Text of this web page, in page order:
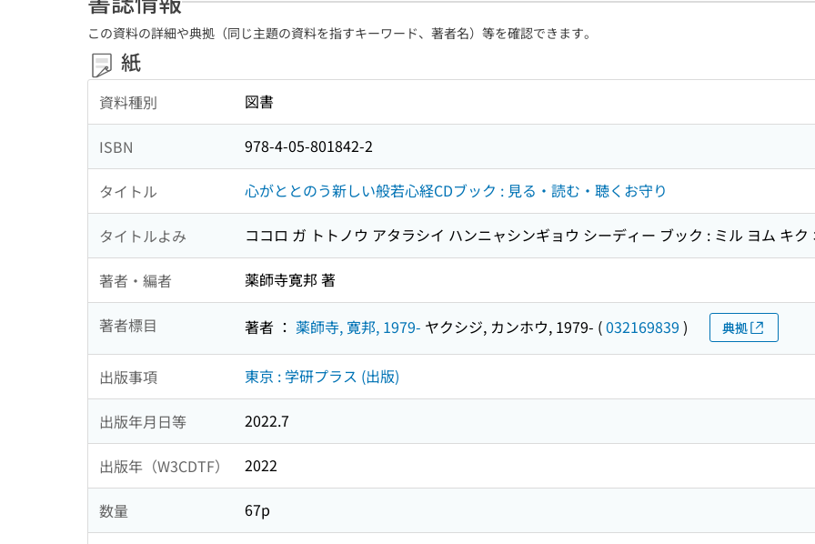
この資料の詳細や典拠（同じ主題の資料を指すキーワード、著者名）等を確認できます。
紙
資料種別 図書
ISBN 978-4-05-801842-2
タイトル 心がととのう新しい般若心経CDブック : 見る・読む・聴くお守り
タイトルよみ ココロ ガ トトノウ アタラシイ ハンニャシンギョウ シーディー ブック : ミル ヨム キク
著者・編者 薬師寺寛邦 著
著者標目 著者 ： 薬師寺, 寛邦, 1979- ヤクシジ, カンホウ, 1979- (032169839 ) 典拠
出版事項 東京 : 学研プラス (出版)
出版年月日等 2022.7
出版年（W3CDTF） 2022
数量 67p